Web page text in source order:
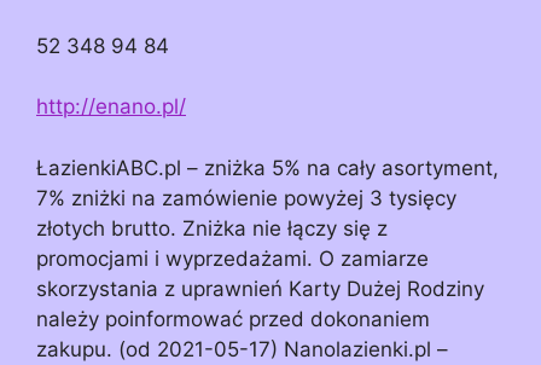
52 348 94 84
http://enano.pl/
ŁazienkiABC.pl – zniżka 5% na cały asortyment,
7% zniżki na zamówienie powyżej 3 tysięcy
złotych brutto. Zniżka nie łączy się z
promocjami i wyprzedażami. O zamiarze
skorzystania z uprawnień Karty Dużej Rodziny
należy poinformować przed dokonaniem
zakupu. (od 2021-05-17) Nanolazienki.pl –